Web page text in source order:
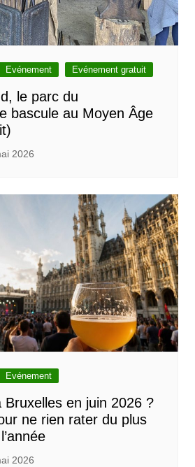
Evénement Evénement gratuit
le parc du
bascule au Moyen Âge
2026
Evénement
Bruxelles en juin 2026 ?
ne rien rater du plus
2026